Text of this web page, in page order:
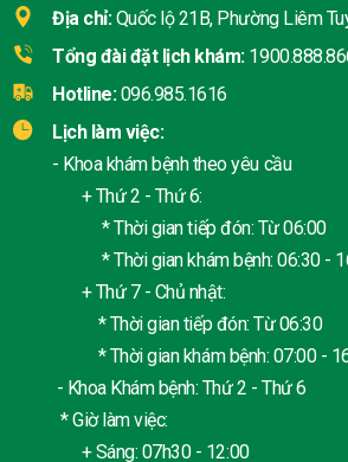
Địa chỉ: Quốc lộ 21B, Phường Liêm
Tổng đài đặt lịch khám:
Hotline: 096.985.1616
Lịch làm việc:
- Khoa khám bệnh theo yêu cầu
+ Thứ 2 - Thứ 6:
* Thời gian tiếp đón: Từ 06:00
* Thời gian khám bệnh: 06:30 -
+ Thứ 7 - Chủ nhật:
* Thời gian tiếp đón: Từ 06:30
* Thời gian khám bệnh: 07:00 -
- Khoa Khám bệnh: Thứ 2 - Thứ 6
* Giờ làm việc:
+ Sáng: 07h30 - 12:00